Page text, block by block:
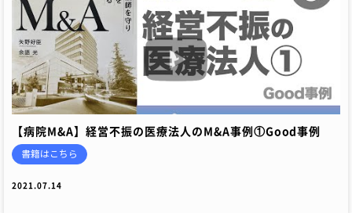
【病院M&A】経営不振の医療法人のM&A事例①Good事例
書籍はこちら
2021.07.14